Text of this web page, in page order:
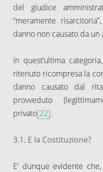
del giudice
“meramente
danno non causato da
In quest’ultima
ritenuto ricompresa la
danno causato dal
provveduto
privato[22].
3.1. E la Costituzione?
E’ dunque evidente